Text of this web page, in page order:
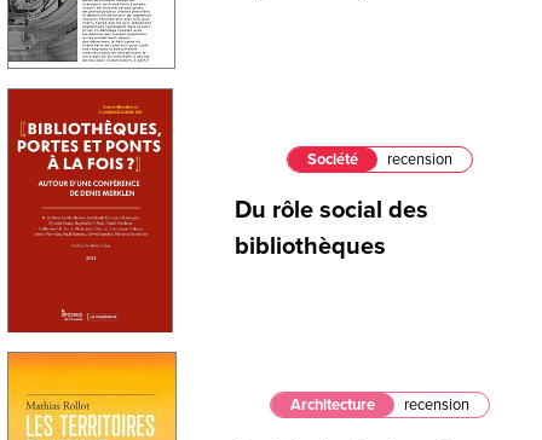
Société recension
Du rôle social des
bibliothèques
Architecture recension